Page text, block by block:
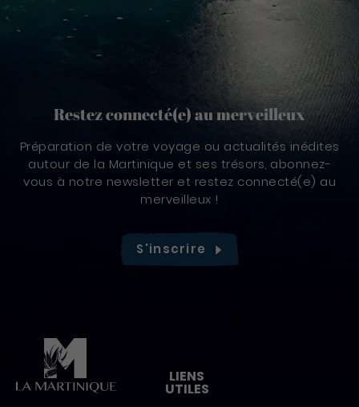
Restez connecté(e) au merveilleux
Préparation de votre voyage ou actualités inédites
autour de la Martinique et ses trésors, abonnez-
vous à notre newsletter et restez connecté(e) au
merveilleux !
S'inscrire
LIENS
UTILES